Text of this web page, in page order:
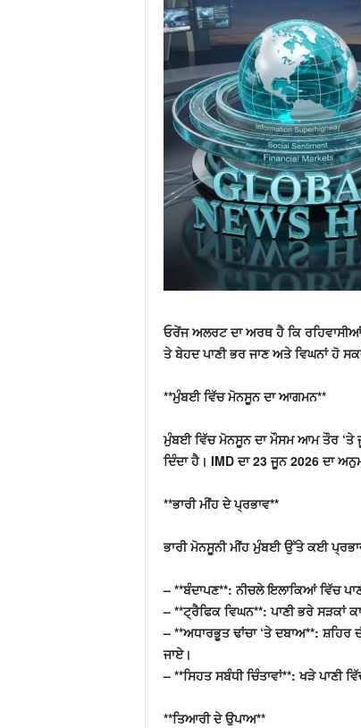
ਓਰੇਂਜ ਅਲਰਟ ਦਾ ਅਰਥ ਹੈ ਕਿ ਰਹਿਵਾਸੀਆਂ
ਤੇ ਬੇਹਦ ਪਾਣੀ ਭਰ ਜਾਣ ਅਤੇ ਵਿਘਨਾਂ ਹੋ
**ਮੁੰਬਈ ਵਿੱਚ ਮੋਨਸੂਨ ਦਾ ਆਗਮਨ**
ਮੁੰਬਈ ਵਿੱਚ ਮੋਨਸੂਨ ਦਾ ਮੌਸਮ ਆਮ ਤੌਰ ‘ਤੇ
ਦਿੰਦਾ ਹੈ। IMD ਦਾ 23 ਜੂਨ 2026 ਦਾ
**ਭਾਰੀ ਮੀਂਹ ਦੇ ਪ੍ਰਭਾਵ**
ਭਾਰੀ ਮੋਨਸੂਨੀ ਮੀਂਹ ਮੁੰਬਈ ਉੱਤੇ ਕਈ
– **ਬੰਦਾਪਣ**: ਨੀਚਲੇ ਇਲਾਕਿਆਂ ਵਿੱਚ
– **ਟ੍ਰੈਫਿਕ ਵਿਘਨ**: ਪਾਣੀ ਭਰੇ ਸੜਕਾਂ
– **ਅਧਾਰਭੂਤ ਢਾਂਚਾ ‘ਤੇ ਦਬਾਅ**: ਸ਼ਹਿਰ
ਜਾਏ।
– **ਸਿਹਤ ਸਬੰਧੀ ਚਿੰਤਾਵਾਂ**: ਖੜੇ
**ਤਿਆਰੀ ਦੇ ਉਪਾਅ**